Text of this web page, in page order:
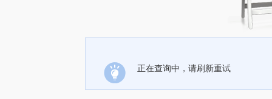
正在查询中，请刷新重试